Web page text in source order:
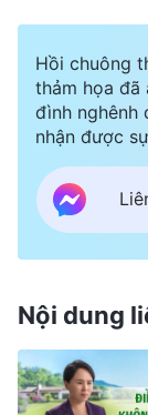
cứu xem nó
hoàn thành
thực hành
mãn Đức
đường thật
đời sống
những lẽ
vật và sự
Hồi chuông
thảm họa đã
đình nghênh
nhận được
Nội dung